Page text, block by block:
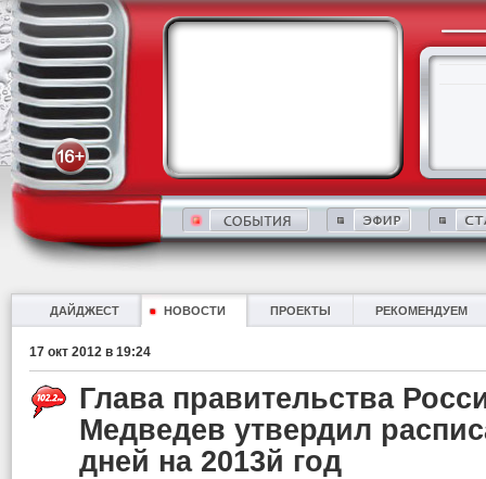
ДАЙДЖЕСТ НОВОСТИ ПРОЕКТЫ РЕКОМЕНДУЕМ
17 окт 2012 в 19:24
Глава правительства
Медведев утвердил
дней на 2013й год